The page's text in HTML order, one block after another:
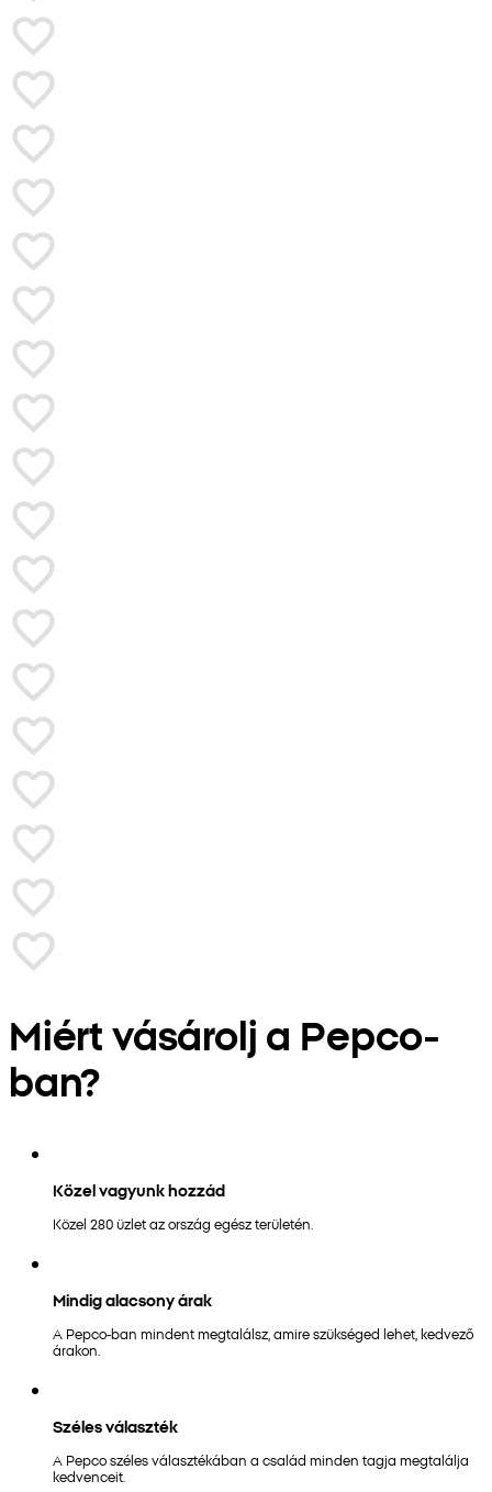
Miért vásárolj a Pepco-
ban?
Közel vagyunk hozzád
Közel 280 üzlet az ország egész területén.
Mindig alacsony árak
A Pepco-ban mindent megtalálsz, amire szükséged lehet, kedvező
árakon.
Széles választék
A Pepco széles választékában a család minden tagja megtalálja
kedvenceit.